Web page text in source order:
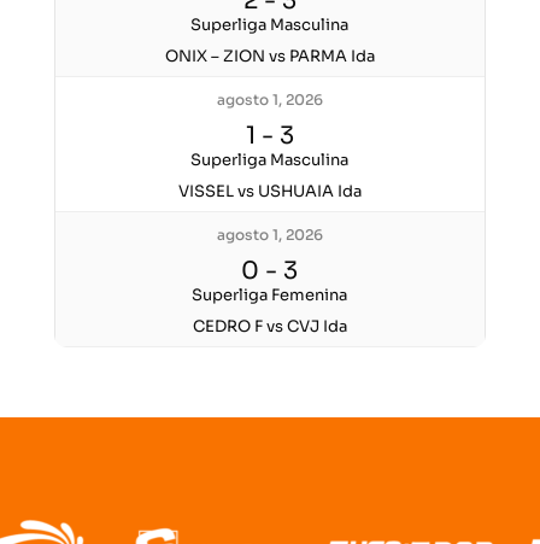
Superliga Masculina
ONIX – ZION vs PARMA Ida
agosto 1, 2026
1 - 3
Superliga Masculina
VISSEL vs USHUAIA Ida
agosto 1, 2026
0 - 3
Superliga Femenina
CEDRO F vs CVJ Ida